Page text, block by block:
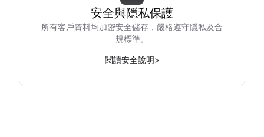
安全與隱私保護
所有客戶資料均加密安全儲存，嚴格遵守隱私及合
規標準。
閱讀安全說明>